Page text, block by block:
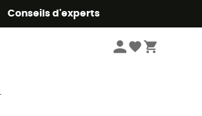
Conseils d'experts